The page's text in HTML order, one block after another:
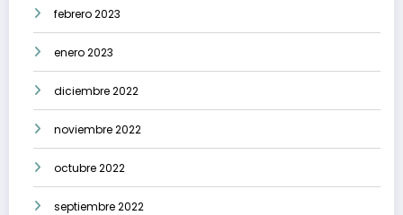
febrero 2023
enero 2023
diciembre 2022
noviembre 2022
octubre 2022
septiembre 2022